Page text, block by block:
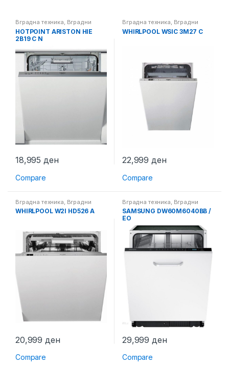
Вградна техника, Вградни
машини за миење садови
HOTPOINT ARISTON HIE
2B19 C N
18,995ден
Compare
Вградна техника, Вградни
машини за миење садови
WHIRLPOOL WSIC 3M27 C
22,999ден
Compare
Вградна техника Вградни
машини за миење садови
WHIRLPOOL W2I HD526 A
20,999 ден
Compare
Вградна техника Вградни
машини за миење садови
SAMSUNG DW60M6040BB /
EO
29,999 ден
Compare